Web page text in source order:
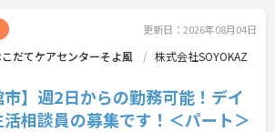
更新日：2026年08月04日
だてケアセンターそよ風
株式会社SOYOKAZ
市】週2日からの勤務可能！デイ
相談員の募集です！＜パート＞